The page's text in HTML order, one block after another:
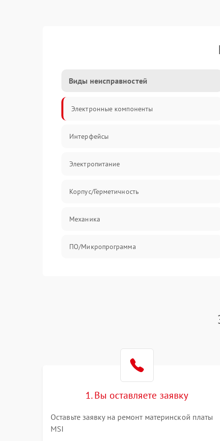
Виды неисправностей
Электронные компоненты
Интерфейсы
Электропитание
Корпус/Герметичность
Механика
ПО/Микропрограмма
1. Вы оставляете заявку
Оставьте заявку на ремонт материнской платы
MSI